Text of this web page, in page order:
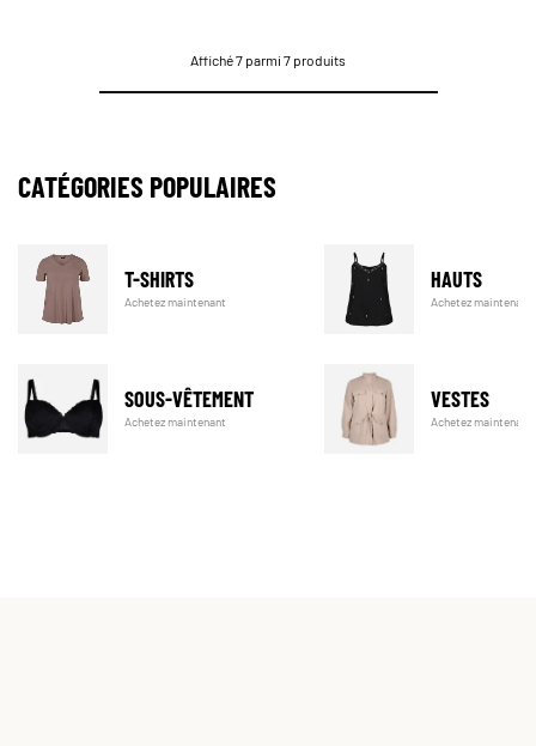
Affiché 7 parmi 7 produits
CATÉGORIES POPULAIRES
T-SHIRTS
Achetez maintenant
HAUTS
Achetez maintenant
SOUS-VÊTEMENT
Achetez maintenant
VESTES
Achetez maintenant